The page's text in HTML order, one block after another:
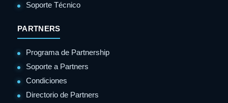
Soporte Técnico
PARTNERS
Programa de Partnership
Soporte a Partners
Condiciones
Directorio de Partners